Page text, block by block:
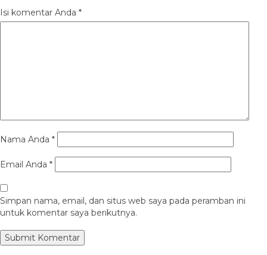
Isi komentar Anda *
Nama Anda *
Email Anda *
Simpan nama, email, dan situs web saya pada peramban ini
untuk komentar saya berikutnya.